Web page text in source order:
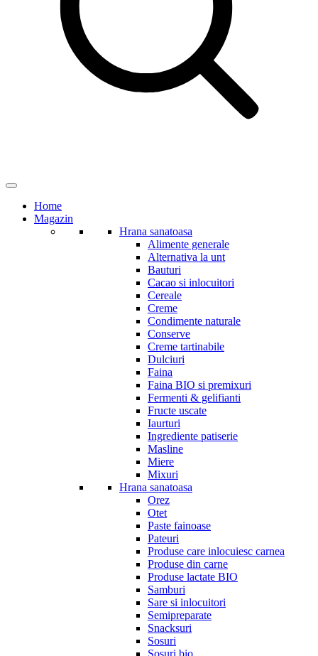
Home
Magazin
Hrana sanatoasa
Alimente generale
Alternativa la unt
Bauturi
Cacao si inlocuitori
Cereale
Creme
Condimente naturale
Conserve
Creme tartinabile
Dulciuri
Faina
Faina BIO si premixuri
Fermenti & gelifianti
Fructe uscate
Iaurturi
Ingrediente patiserie
Masline
Miere
Mixuri
Hrana sanatoasa
Orez
Otet
Paste fainoase
Pateuri
Produse care inlocuiesc carnea
Produse din carne
Produse lactate BIO
Samburi
Sare si inlocuitori
Semipreparate
Snacksuri
Sosuri
Sosuri bio